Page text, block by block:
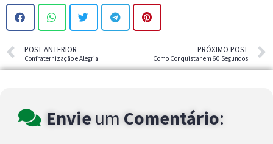
POST ANTERIOR
Confraternização e Alegria
PRÓXIMO POST
Como Conquistar em 60 Segundos
Envie um Comentário: